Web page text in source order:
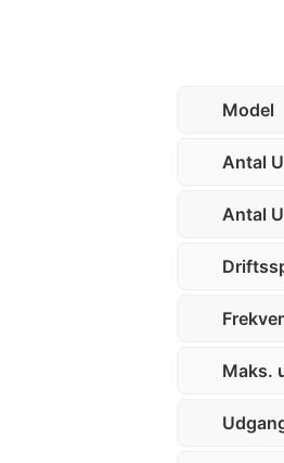
Model
Antal
Antal
Maks.